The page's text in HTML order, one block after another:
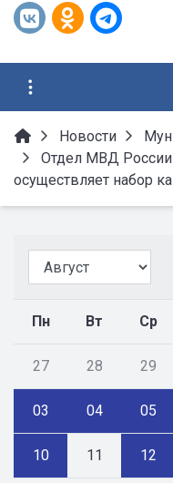
Новости
Отдел МВД России
осуществляет набор
Пн Вт Ср
27 28 29
03 04 05
10 11 12